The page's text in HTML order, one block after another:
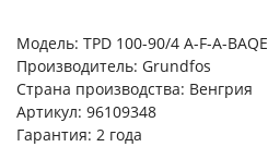
Модель: TPD 100-90/4 A-F-A-BAQE
Производитель: Grundfos
Страна производства: Венгрия
Артикул: 96109348
Гарантия: 2 года